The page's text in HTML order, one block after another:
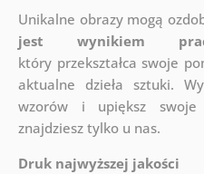
Unikalne obrazy mogą
jest wynikiem
który przekształca swoje
aktualne dzieła sztuki.
wzorów i upiększ
znajdziesz tylko u nas.
Druk najwyższej jakości